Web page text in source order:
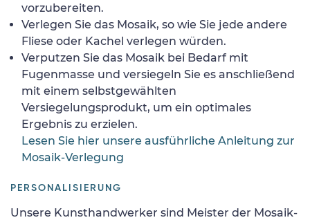
vorzubereiten.
Verlegen Sie das Mosaik, so wie Sie jede andere
Fliese oder Kachel verlegen würden.
Verputzen Sie das Mosaik bei Bedarf mit
Fugenmasse und versiegeln Sie es anschließend
mit einem selbstgewählten
Versiegelungsprodukt, um ein optimales
Ergebnis zu erzielen.
Lesen Sie hier unsere ausführliche Anleitung zur
Mosaik-Verlegung
PERSONALISIERUNG
Unsere Kunsthandwerker sind Meister der Mosaik-